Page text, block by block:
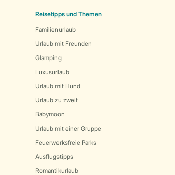
Reisetipps und Themen
Familienurlaub
Urlaub mit Freunden
Glamping
Luxusurlaub
Urlaub mit Hund
Urlaub zu zweit
Babymoon
Urlaub mit einer Gruppe
Feuerwerksfreie Parks
Ausflugstipps
Romantikurlaub